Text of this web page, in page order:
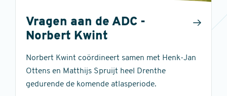
Vragen aan de ADC -
Norbert Kwint
Norbert Kwint coördineert samen met Henk-Jan
Ottens en Matthijs Spruijt heel Drenthe
gedurende de komende atlasperiode.